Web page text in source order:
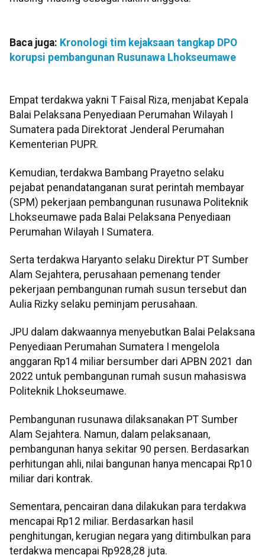
Baca juga: Kronologi tim kejaksaan tangkap DPO
korupsi pembangunan Rusunawa Lhokseumawe
Empat terdakwa yakni T Faisal Riza, menjabat Kepala
Balai Pelaksana Penyediaan Perumahan Wilayah I
Sumatera pada Direktorat Jenderal Perumahan
Kementerian PUPR.
Kemudian, terdakwa Bambang Prayetno selaku
pejabat penandatanganan surat perintah membayar
(SPM) pekerjaan pembangunan rusunawa Politeknik
Lhokseumawe pada Balai Pelaksana Penyediaan
Perumahan Wilayah I Sumatera.
Serta terdakwa Haryanto selaku Direktur PT Sumber
Alam Sejahtera, perusahaan pemenang tender
pekerjaan pembangunan rumah susun tersebut dan
Aulia Rizky selaku peminjam perusahaan.
JPU dalam dakwaannya menyebutkan Balai Pelaksana
Penyediaan Perumahan Sumatera I mengelola
anggaran Rp14 miliar bersumber dari APBN 2021 dan
2022 untuk pembangunan rumah susun mahasiswa
Politeknik Lhokseumawe.
Pembangunan rusunawa dilaksanakan PT Sumber
Alam Sejahtera. Namun, dalam pelaksanaan,
pembangunan hanya sekitar 90 persen. Berdasarkan
perhitungan ahli, nilai bangunan hanya mencapai Rp10
miliar dari kontrak.
Sementara, pencairan dana dilakukan para terdakwa
mencapai Rp12 miliar. Berdasarkan hasil
penghitungan, kerugian negara yang ditimbulkan para
terdakwa mencapai Rp928,28 juta.